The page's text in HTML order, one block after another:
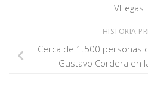
VIllegas
HISTORIA
Cerca de 1.500 personas
Gustavo Cordera en